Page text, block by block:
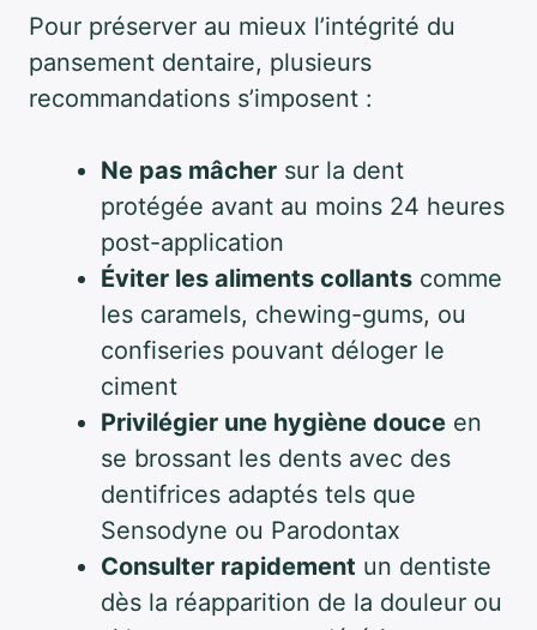
Pour préserver au mieux l’intégrité du
pansement dentaire, plusieurs
recommandations s’imposent :
Ne pas mâcher sur la dent
protégée avant au moins 24 heures
post-application
Éviter les aliments collants comme
les caramels, chewing-gums, ou
confiseries pouvant déloger le
ciment
Privilégier une hygiène douce en
se brossant les dents avec des
dentifrices adaptés tels que
Sensodyne ou Parodontax
Consulter rapidement un dentiste
dès la réapparition de la douleur ou